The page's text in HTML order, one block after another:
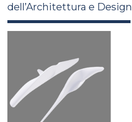
dell’Architettura e Design